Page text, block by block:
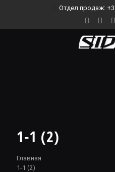
Отдел продаж:
1-1 (2)
Главная
1-1 (2)